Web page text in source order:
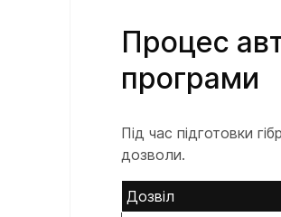
Процес
програми
Під час підготовки
дозволи.
Дозвіл